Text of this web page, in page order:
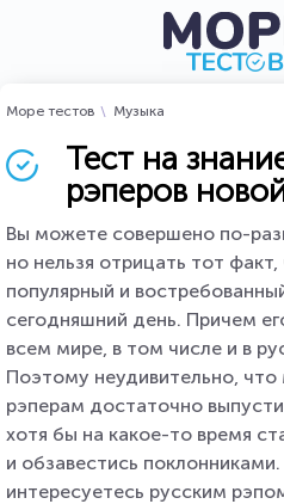
Море тестов Музыка
Тест на
рэперов
Вы можете совершено по-
но нельзя отрицать тот
популярный и
сегодняшний день. Причем
всем мире, в том числе и в
Поэтому неудивительно,
рэперам достаточно
хотя бы на какое-то время
и обзавестись
интересуетесь русским